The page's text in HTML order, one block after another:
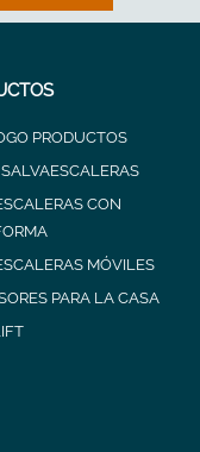
PRODUCTOS
CON
MÓVILES
PARA LA CASA